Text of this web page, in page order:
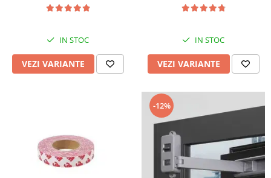
IN STOC
VEZI VARIANTE
IN STOC
VEZI VARIANTE
-12%